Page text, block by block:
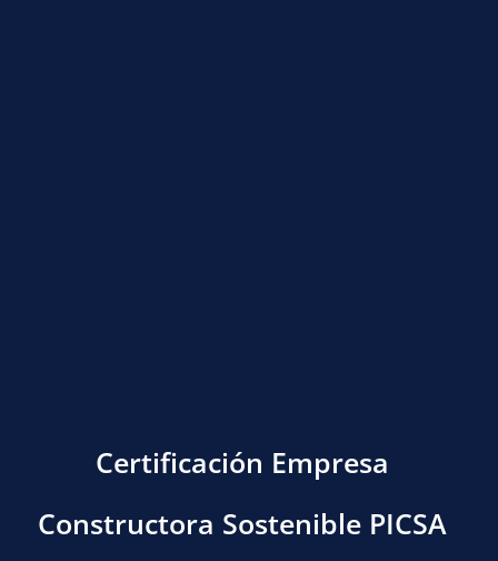
Certificación Empresa
Constructora Sostenible PICSA